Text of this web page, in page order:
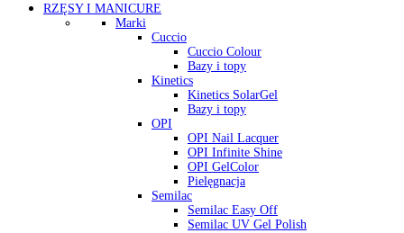
RZĘSY I MANICURE
Marki
Cuccio
Cuccio Colour
Bazy i topy
Kinetics
Kinetics SolarGel
Bazy i topy
OPI
OPI Nail Lacquer
OPI Infinite Shine
OPI GelColor
Pielęgnacja
Semilac
Semilac Easy Off
Semilac UV Gel Polish